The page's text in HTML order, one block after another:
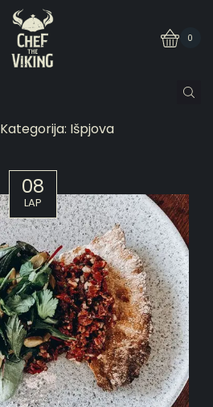
0
Kategorija: Išpjova
08
LAP